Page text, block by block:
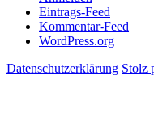
Eintrags-Feed
Kommentar-Feed
WordPress.org
Datenschutzerklärung Stolz